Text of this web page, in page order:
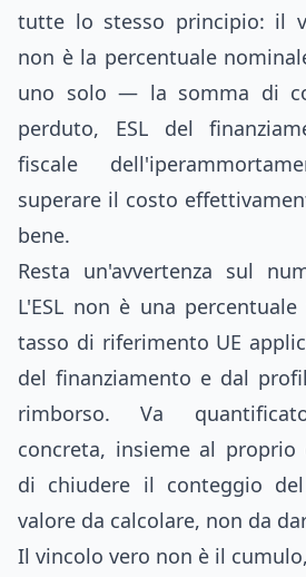
tutte lo stesso principio: il
non è la percentuale
uno solo — la somma di
perduto, ESL del
fiscale
superare il costo
bene.
Resta un'avvertenza sul
L'ESL non è una
tasso di riferimento UE
del finanziamento e dal
rimborso. Va
concreta, insieme al proprio
di chiudere il conteggio
valore da calcolare, non da
Il vincolo vero non è il